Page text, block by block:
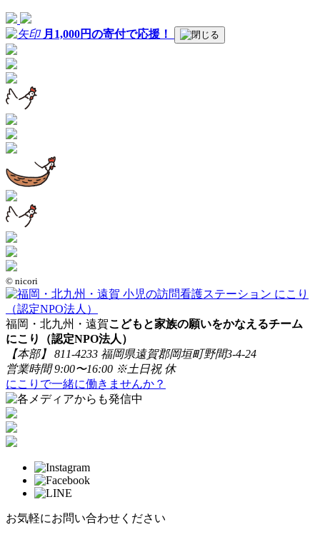
月1,000円の寄付で応援！
© nicori
福岡・北九州・遠賀こどもと家族の願いをかなえるチーム
にこり（認定NPO法人）
【本部】 811-4233 福岡県遠賀郡岡垣町野間3-4-24
営業時間 9:00〜16:00 ※土日祝 休
にこりで一緒に働きませんか？
お気軽にお問い合わせください